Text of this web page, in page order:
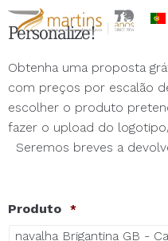
Personalize!
Obtenha uma proposta
com preços por escalão
escolher o produto
fazer o upload do
Seremos breves a
Produto *